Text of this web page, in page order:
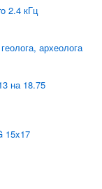
2.4 кГц
археолога
на 18.75
15x17